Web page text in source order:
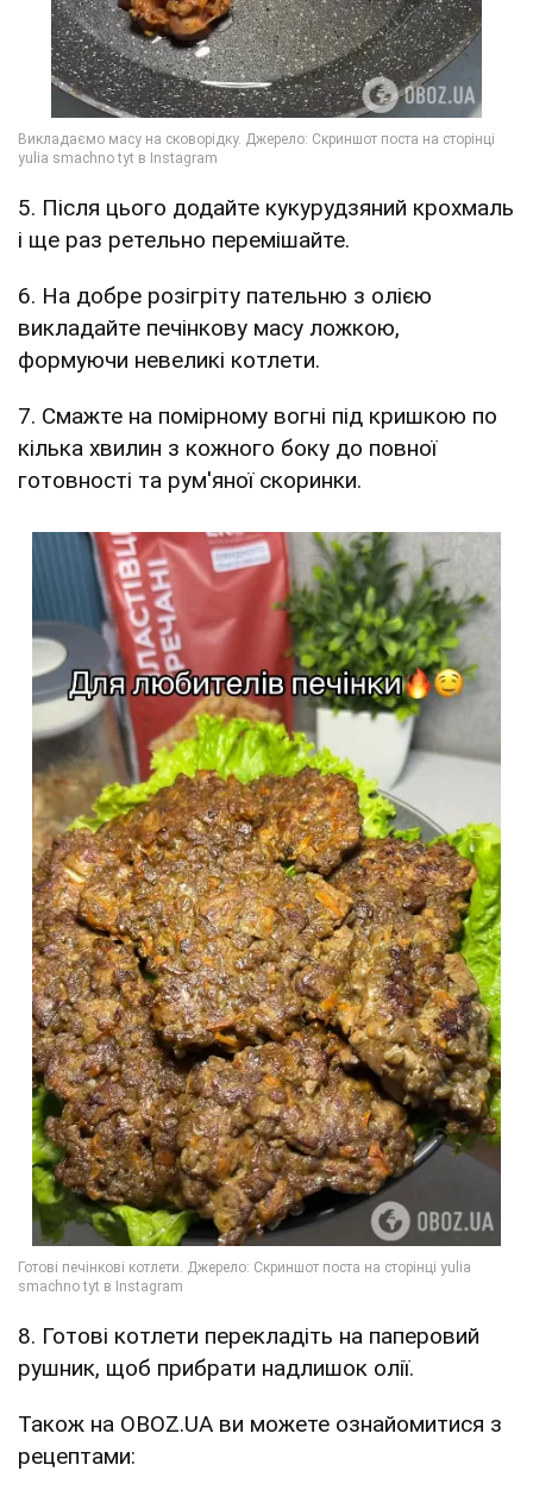
5. Після цього додайте кукурудзяний крохмаль
і ще раз ретельно перемішайте.
6. На добре розігріту пательню з олією
викладайте печінкову масу ложкою,
формуючи невеликі котлети.
7. Смажте на помірному вогні під кришкою по
кілька хвилин з кожного боку до повної
готовності та рум'яної скоринки.
8. Готові котлети перекладіть на паперовий
рушник, щоб прибрати надлишок олії.
Також на OBOZ.UA ви можете ознайомитися з
рецептами: